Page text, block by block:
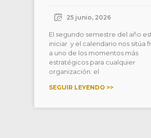
25 junio, 2026
El segundo semestre del año
iniciar y el calendario nos sitúa
a uno de los momentos más
estratégicos para cualquier
organización: el
SEGUIR LEYENDO >>